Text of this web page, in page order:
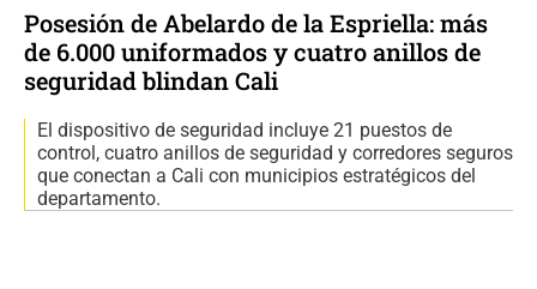
Posesión de Abelardo de la Espriella: más
de 6.000 uniformados y cuatro anillos de
seguridad blindan Cali
El dispositivo de seguridad incluye 21 puestos de
control, cuatro anillos de seguridad y corredores seguros
que conectan a Cali con municipios estratégicos del
departamento.